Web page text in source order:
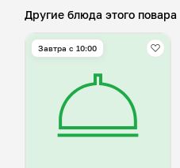
Другие блюда этого повара
Завтра c 10:00